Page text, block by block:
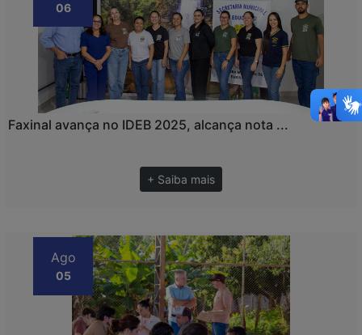
06
Faxinal avança no IDEB 2025, alcança nota ...
+ Saiba mais
Ago
05